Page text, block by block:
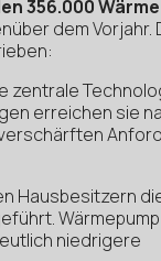
356.000
dem Vorjahr.
zentrale
erreichen sie
Hausbesitzern
niedrigere